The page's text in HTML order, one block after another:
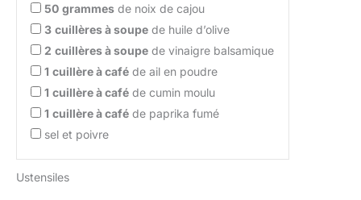
50 grammes de noix de cajou
3 cuillères à soupe de huile d’olive
2 cuillères à soupe de vinaigre balsamique
1 cuillère à café de ail en poudre
1 cuillère à café de cumin moulu
1 cuillère à café de paprika fumé
sel et poivre
Ustensiles